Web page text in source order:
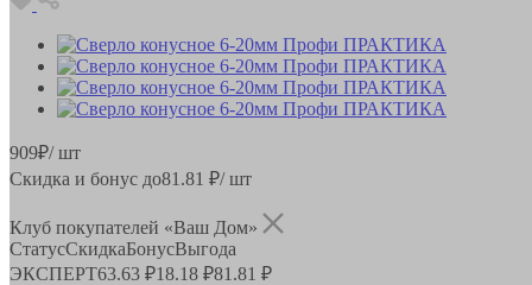
909₽/ шт
Скидка и бонус до81.81 ₽/ шт
Клуб покупателей «Ваш Дом»
СтатусСкидкаБонусВыгода
ЭКСПЕРТ63.63 ₽18.18 ₽81.81 ₽